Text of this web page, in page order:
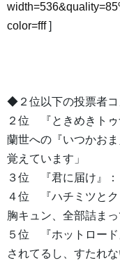
color=fff]
◆２位以下の投票者
２位 『ときめきトゥ
蘭世への『いつかお
覚えています」
３位 『君に届け』：
４位 『ハチミツとク
胸キュン、全部詰まっ
５位 『ホットロード
されてるし、すたれな